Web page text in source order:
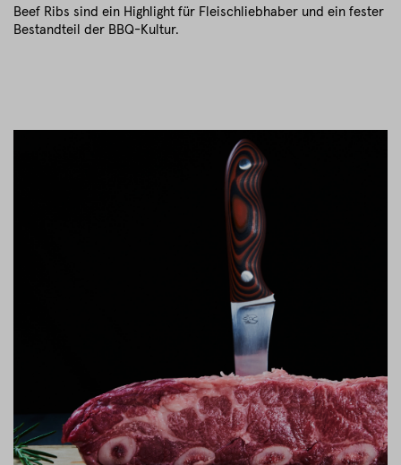
Beef Ribs sind ein Highlight für Fleischliebhaber und ein fester
Bestandteil der BBQ-Kultur.